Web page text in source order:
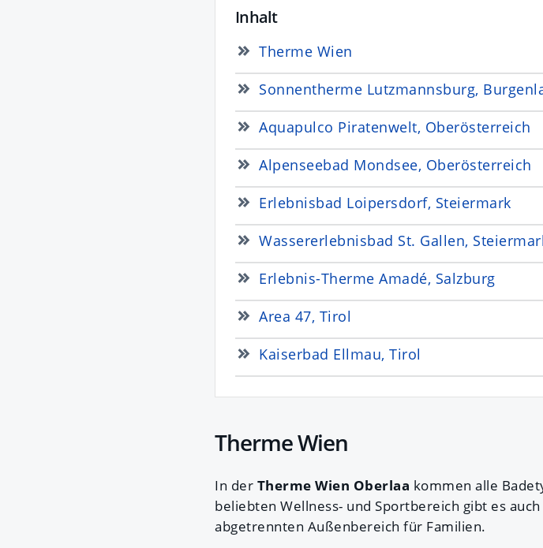
Inhalt
Therme Wien
Sonnentherme Lutzmannsburg,
Aquapulco Piratenwelt, Oberösterreich
Alpenseebad Mondsee, Oberösterreich
Erlebnisbad Loipersdorf, Steiermark
Wassererlebnisbad St. Gallen,
Erlebnis-Therme Amadé, Salzburg
Area 47, Tirol
Kaiserbad Ellmau, Tirol
Therme Wien
In der Therme Wien Oberlaa kommen alle
beliebten Wellness- und Sportbereich gibt es
abgetrennten Außenbereich für Familien.